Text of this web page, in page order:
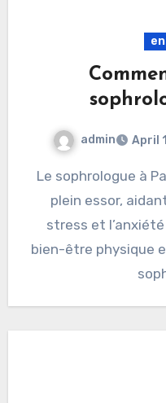
admin April
Le sophrologue à Paris est une profession en
plein essor,
stress et
bien-être physique